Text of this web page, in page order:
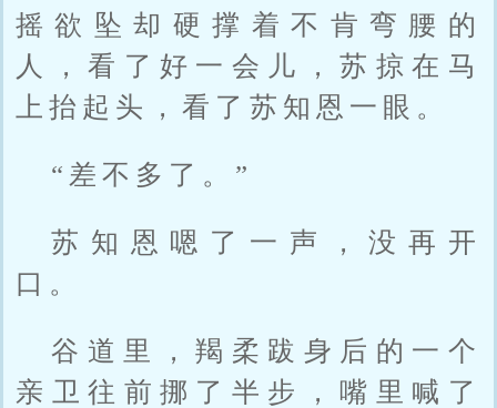
摇欲坠却硬撑着不肯弯腰的
人，看了好一会儿，苏掠在马
上抬起头，看了苏知恩一眼。
“差不多了。”
苏知恩嗯了一声，没再开
口。
谷道里，羯柔跋身后的一个
亲卫往前挪了半步，嘴里喊了